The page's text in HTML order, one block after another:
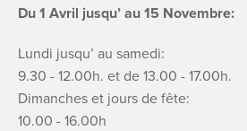
Du 1 Avril jusqu’ au 15 Novembre:
Lundi jusqu’ au samedi:
9.30 - 12.00h. et de 13.00 - 17.00h.
Dimanches et jours de fête:
10.00 - 16.00h